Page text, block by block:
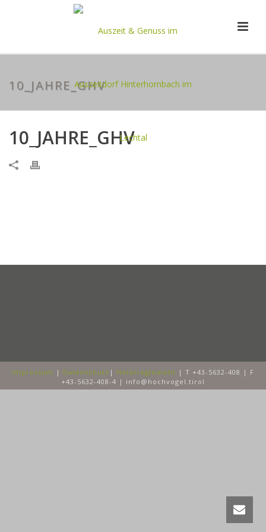
10_JAHRE_GHV
10_JAHRE_GHV
Impressum | Datenschutz | Hotelreglement | T +43-5632-408 | F
+43-5632-408-4 | info@hochvogel.tirol